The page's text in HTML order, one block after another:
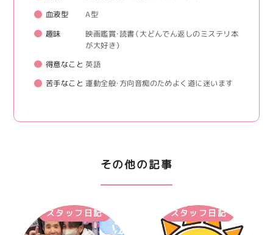
血液型 A型
趣味
映画鑑賞・読書（大どんでん返しのミステリ本
が大好き）
得意なこと 英語
苦手なこと 運動全般・方向音痴のためよく道に迷います
その他の記事
スタッフ日記 スタッフ日記